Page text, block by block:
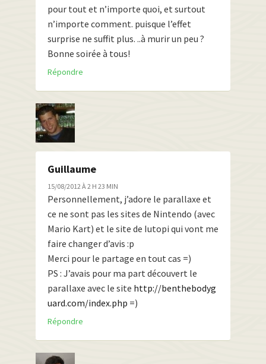
pour tout et n’importe quoi, et surtout
n’importe comment. puisque l’effet
surprise ne suffit plus. ..à murir un peu ?
Bonne soirée à tous!
Répondre
Guillaume
15/08/2012 À 2 H 23 MIN
Personnellement, j’adore le parallaxe et
ce ne sont pas les sites de Nintendo (avec
Mario Kart) et le site de Iutopi qui vont me
faire changer d’avis :p
Merci pour le partage en tout cas =)
PS : J’avais pour ma part découvert le
parallaxe avec le site http://benthebodyg
uard.com/index.php =)
Répondre